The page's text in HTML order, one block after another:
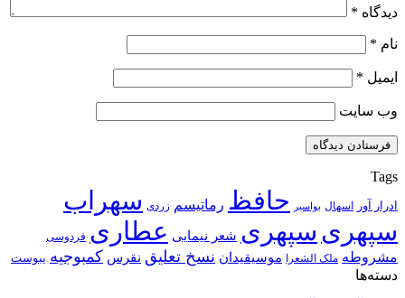
دیدگاه *
نام *
ایمیل *
وب‌ سایت
Tags
ادرار آور اسهال بواسیر حافظ رماتیسم زردی سهراب
سپهری سپهری شعر نیمایی عطاری فردوسی
مشروطه ملک الشعرا موسیقیدان نسخ تعلیق نقرس کمبوجیه یبوست
دسته‌ها